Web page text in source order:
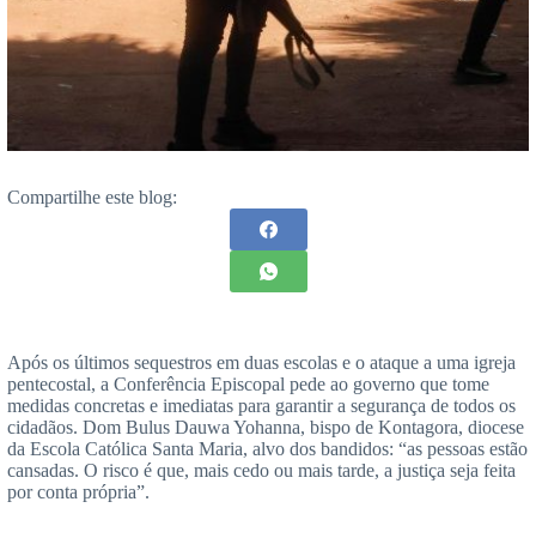
Compartilhe este blog:
Após os últimos sequestros em duas escolas e o ataque a uma igreja
pentecostal, a Conferência Episcopal pede ao governo que tome
medidas concretas e imediatas para garantir a segurança de todos os
cidadãos. Dom Bulus Dauwa Yohanna, bispo de Kontagora, diocese
da Escola Católica Santa Maria, alvo dos bandidos: “as pessoas estão
cansadas. O risco é que, mais cedo ou mais tarde, a justiça seja feita
por conta própria”.